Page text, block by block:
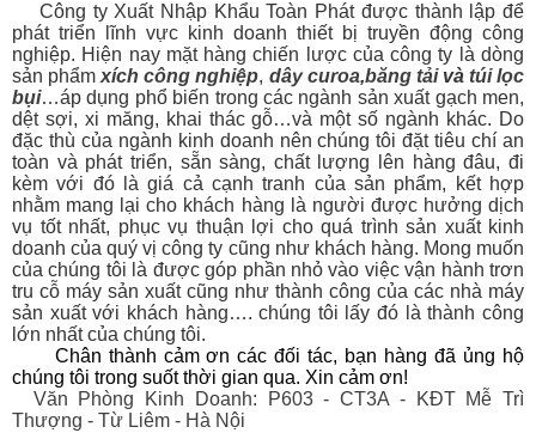
Công ty Xuất Nhập Khẩu Toàn Phát được thành lập để
phát triển lĩnh vực kinh doanh thiết bị truyền động công
nghiệp. Hiện nay mặt hàng chiến lược của công ty là dòng
sản phẩm xích công nghiệp, dây curoa,băng tảivàtúi lọc
bụi…áp dụng phổ biến trong các ngành sản xuất gạch men,
dệt sợi, xi măng, khai thác gỗ…và một số ngành khác. Do
đặc thù của ngành kinh doanh nên chúng tôi đặt tiêu chí an
toàn và phát triển, sẵn sàng, chất lượng lên hàng đâu, đi
kèm với đó là giá cả cạnh tranh của sản phẩm, kết hợp
nhằm mang lại cho khách hàng là người được hưởng dịch
vụ tốt nhất, phục vụ thuận lợi cho quá trình sản xuất kinh
doanh của quý vị công ty cũng như khách hàng. Mong muốn
của chúng tôi là được góp phần nhỏ vào việc vận hành trơn
tru cỗ máy sản xuất cũng như thành công của các nhà máy
sản xuất với khách hàng…. chúng tôi lấy đó là thành công
lớn nhất của chúng tôi.
Chân thành cảm ơn các đối tác, bạn hàng đã ủng hộ
chúng tôi trong suốt thời gian qua. Xin cảm ơn!
Văn Phòng Kinh Doanh: P603 - CT3A - KĐT Mễ Trì
Thượng - Từ Liêm - Hà Nội